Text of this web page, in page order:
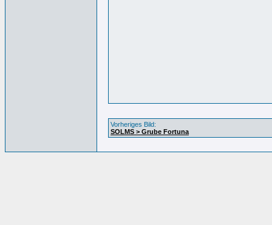
Vorheriges Bild:
SOLMS > Grube Fortuna